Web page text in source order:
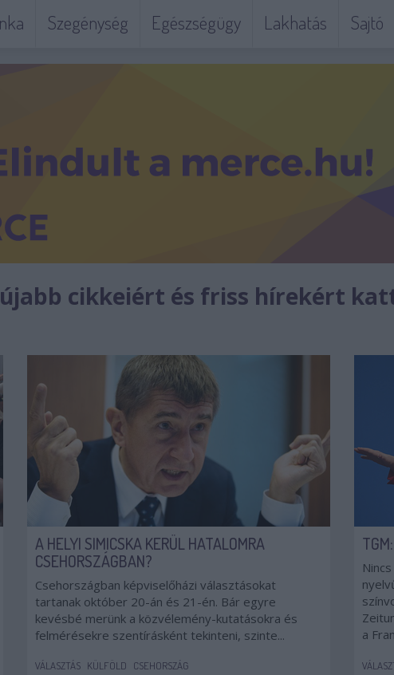
Szegénység Egészségügy Lakhatás Sajtó
cikkeiért és friss hírekért
A HELYI SIMICSKA KERÜL HATALOMRA
CSEHORSZÁGBAN?
Csehországban képviselőházi választásokat
tartanak október 20-án és 21-én. Bár egyre
kevésbé merünk a közvélemény-kutatásokra és
felmérésekre szentírásként tekinteni, szinte...
VÁLASZTÁS KÜLFÖLD
CSEHORSZÁG
a